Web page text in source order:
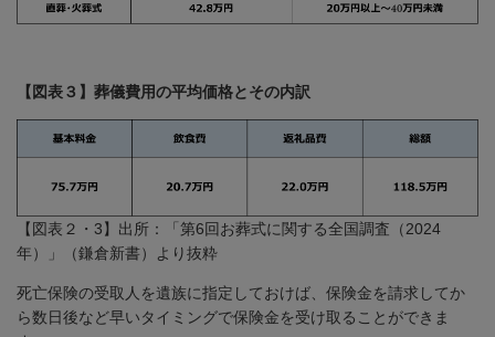
【図表３】葬儀費用の平均価格とその内訳
【図表２・ 3】出所：「第6回お葬式に関する全国調査（2024
年）」（鎌倉新書）より抜粋
死亡保険の受取人を遺族に指定しておけば、保険金を請求してか
ら数日後など早いタイミングで保険金を受け取ることができま